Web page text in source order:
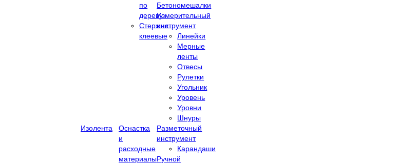
по
дереву
Стержни
клеевые
Бетономешалки
Измерительный
инструмент
Линейки
Мерные
ленты
Отвесы
Рулетки
Угольник
Уровень
Уровни
Шнуры
Изолента
Оснастка
и
расходные
материалы
Разметочный
инструмент
Карандаши
Ручной